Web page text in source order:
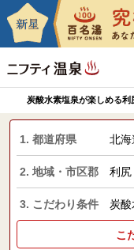
炭酸水素塩泉が楽しめる
1. 都道府県 北海
2. 地域・市区郡 利尻
3. こだわり条件 炭酸
こ